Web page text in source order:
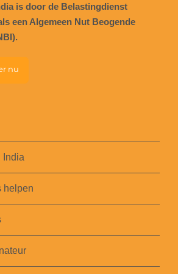
is door de Belastingdienst
een Algemeen Nut Beogende
nu
India
helpen